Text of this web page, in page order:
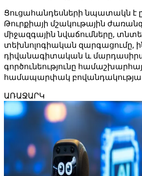
Ցուցահանդեսների նպատակն է
Թուրքիայի մշակութային
միջազգային նվաճումները,
տեխնոլոգիական զարգացումը,
դիվանագիտական ​​և
գործունեությունը
համապարփակ
ԱՌԱՋԱՐԿ